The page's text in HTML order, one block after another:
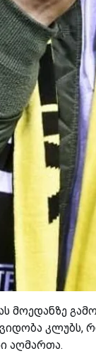
მოედანზე
კლუბს,
აღმართა.